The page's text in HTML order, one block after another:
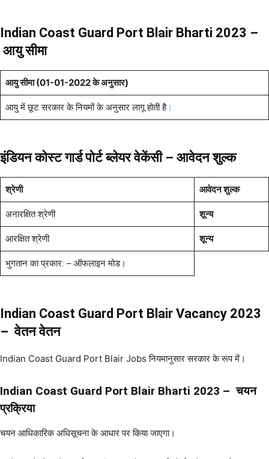
Indian Coast Guard Port Blair Bharti 2023 –
आयु सीमा
आयु सीमा (01-01-2022 के अनुसार)
आयु में छूट सरकार के नियमों के अनुसार लागू होती है।
इंडियन कोस्ट गार्ड पोर्ट ब्लेयर वेकेंसी – आवेदन शुल्क
श्रेणी आवेदन शुल्क
अनारक्षित श्रेणी शून्य
आरक्षित श्रेणी शून्य
भुगतान का प्रकार: – ऑफलाइन मोड।
Indian Coast Guard Port Blair Vacancy 2023
– वेतन वेतन
Indian Coast Guard Port Blair Jobs नियमानुसार सरकार के रूप में।
Indian Coast Guard Port Blair Bharti 2023 – चयन
प्रक्रिया
चयन आधिकारिक अधिसूचना के आधार पर किया जाएगा।